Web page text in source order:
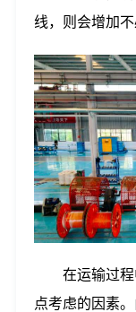
线，则会增加不
在运输过
点考虑的因素